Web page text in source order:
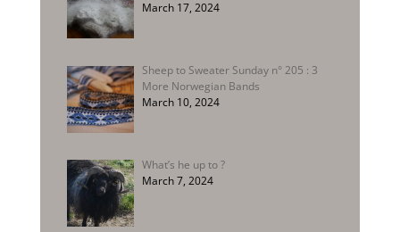
March 17, 2024
Sheep to Sweater Sunday n° 205 : 3
More Norwegian Bands
March 10, 2024
What’s he up to ?
March 7, 2024